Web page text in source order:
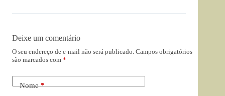
Deixe um comentário
O seu endereço de e-mail não será publicado. Campos obrigatórios
são marcados com *
Nome*